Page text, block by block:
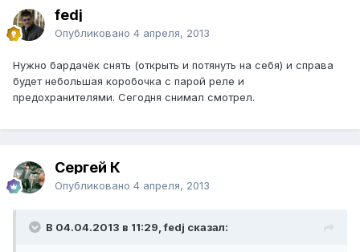
fedj
Опубликовано 4 апреля, 2013
Нужно бардачёк снять (открыть и потянуть на себя) и справа
будет небольшая коробочка с парой реле и
предохранителями. Сегодня снимал смотрел.
Сергей К
Опубликовано 4 апреля, 2013
В 04.04.2013 в 11:29, fedj сказал: